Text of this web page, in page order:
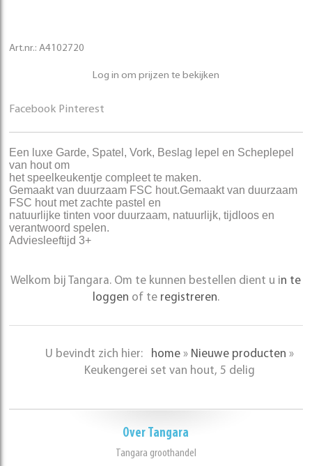
Art.nr.: A4102720
Log in om prijzen te bekijken
Facebook Pinterest
Een luxe Garde, Spatel, Vork, Beslag lepel en Scheplepel
van hout om
het speelkeukentje compleet te maken.
Gemaakt van duurzaam FSC hout.Gemaakt van duurzaam
FSC hout met zachte pastel en
natuurlijke tinten voor duurzaam, natuurlijk, tijdloos en
verantwoord spelen.
Adviesleeftijd 3+
Welkom bij Tangara. Om te kunnen bestellen dient u in te
loggen of te registreren.
U bevindt zich hier: home » Nieuwe producten »
Keukengerei set van hout, 5 delig
Over Tangara
Tangara groothandel